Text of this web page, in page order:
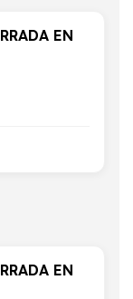
TERRENO
EN
TERRENO
EN